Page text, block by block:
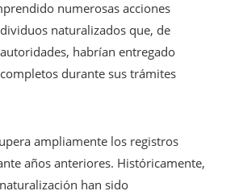
numerosas acciones
naturalizados que, de
habrían entregado
durante sus trámites
ampliamente los registros
años anteriores. Históricamente,
han sido